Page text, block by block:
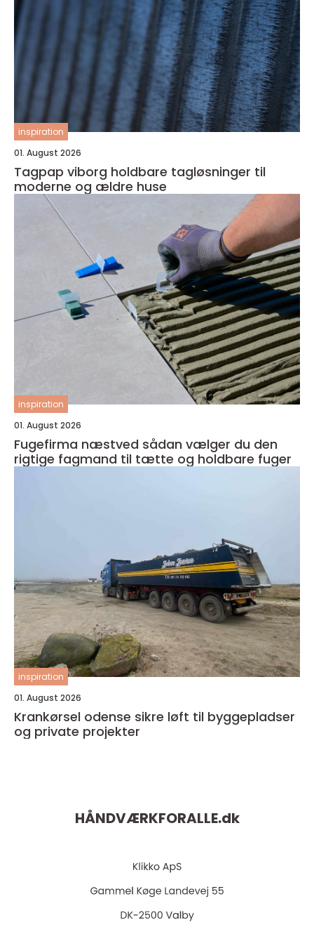
inspiration
01. August 2026
Tagpap viborg holdbare tagløsninger til
moderne og ældre huse
inspiration
01. August 2026
Fugefirma næstved sådan vælger du den
rigtige fagmand til tætte og holdbare fuger
inspiration
01. August 2026
Krankørsel odense sikre løft til byggepladser
og private projekter
HÅNDVÆRKFORALLE.dk